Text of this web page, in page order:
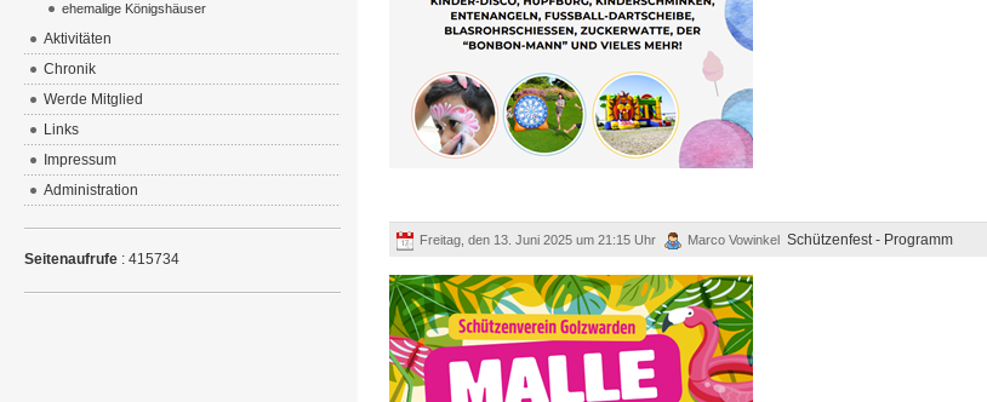
Freitag, den 13. Juni 2025 um 21:15 Uhr Marco Vowinkel Schützenfest - Programm
ehemalige Königshäuser
Aktivitäten
Chronik
Werde Mitglied
Links
Impressum
Administration
Seitenaufrufe : 415734